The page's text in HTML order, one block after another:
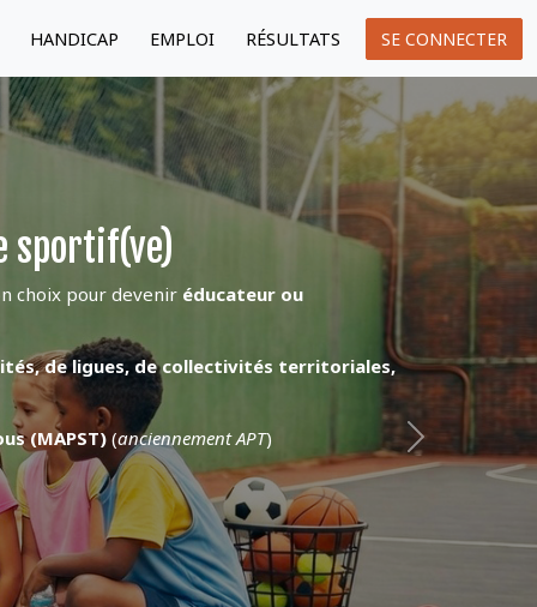
HANDICAP EMPLOI RÉSULTATS SE CONNECTER
sportif(ve)
choix pour devenir éducateur ou
de ligues, de collectivités territoriales,
(MAPST) (anciennement APT) Next